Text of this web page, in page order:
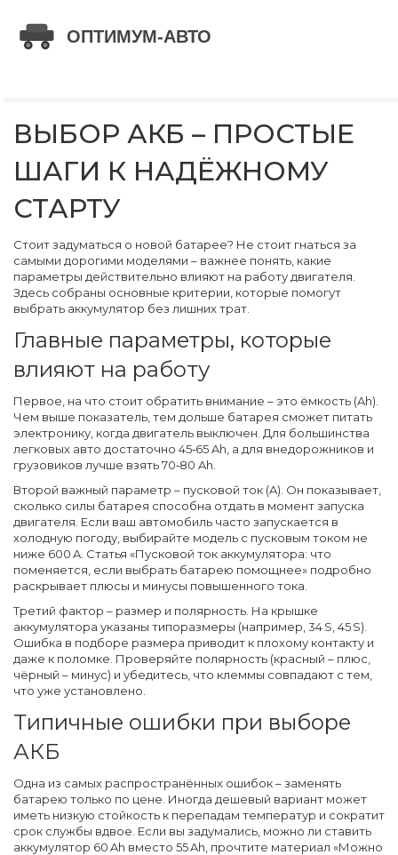
ВЫБОР АКБ – ПРОСТЫЕ
ШАГИ К НАДЁЖНОМУ
СТАРТУ
Стоит задуматься о новой батарее? Не стоит гнаться за
самыми дорогими моделями – важнее понять, какие
параметры действительно влияют на работу двигателя.
Здесь собраны основные критерии, которые помогут
выбрать аккумулятор без лишних трат.
Главные параметры, которые
влияют на работу
Первое, на что стоит обратить внимание – это ёмкость (Ah).
Чем выше показатель, тем дольше батарея сможет питать
электронику, когда двигатель выключен. Для большинства
легковых авто достаточно 45‑65 Ah, а для внедорожников и
грузовиков лучше взять 70‑80 Ah.
Второй важный параметр – пусковой ток (A). Он показывает,
сколько силы батарея способна отдать в момент запуска
двигателя. Если ваш автомобиль часто запускается в
холодную погоду, выбирайте модель с пусковым током не
ниже 600 A. Статья «Пусковой ток аккумулятора: что
поменяется, если выбрать батарею помощнее» подробно
раскрывает плюсы и минусы повышенного тока.
Третий фактор – размер и полярность . На крышке
аккумулятора указаны типоразмеры (например, 34 S, 45 S).
Ошибка в подборе размера приводит к плохому контакту и
даже к поломке. Проверяйте полярность (красный – плюс,
чёрный – минус) и убедитесь, что клеммы совпадают с тем,
что уже установлено.
Типичные ошибки при выборе
АКБ
Одна из самых распространённых ошибок – заменять
батарею только по цене. Иногда дешевый вариант может
иметь низкую стойкость к перепадам температур и сократит
срок службы вдвое. Если вы задумались, можно ли ставить
аккумулятор 60 Ah вместо 55 Ah, прочтите материал «Можно